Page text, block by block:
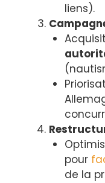
liens).
pour
de la